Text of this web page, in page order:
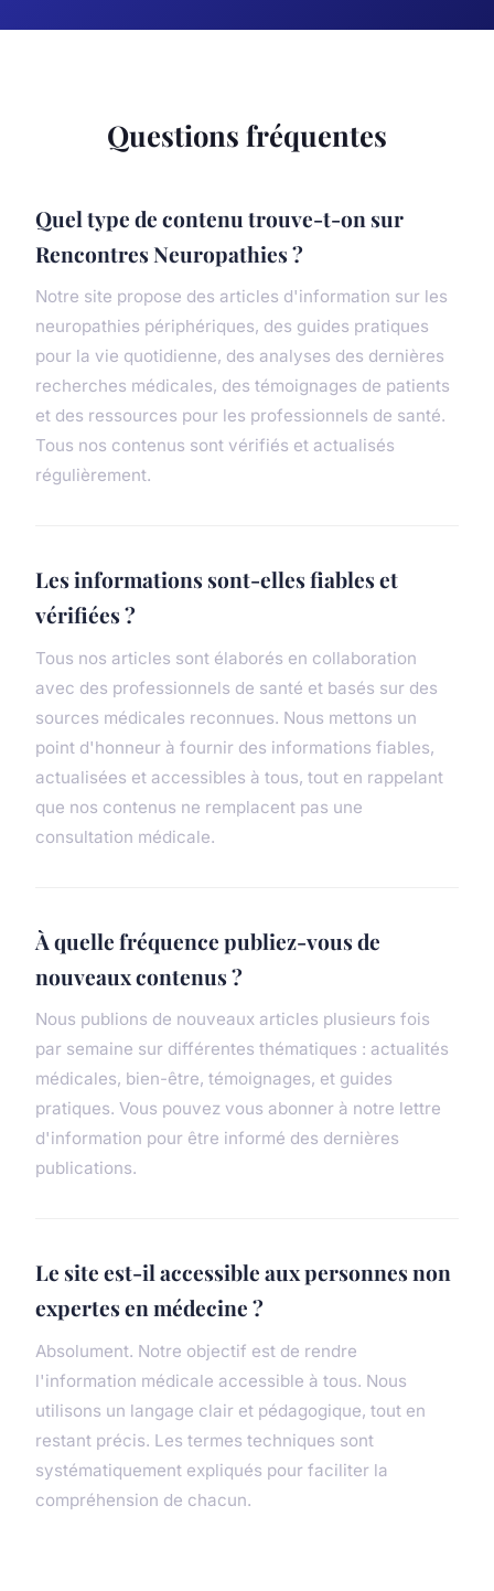
Questions fréquentes
Quel type de contenu trouve-t-on sur
Rencontres Neuropathies ?
Notre site propose des articles d'information sur les
neuropathies périphériques, des guides pratiques
pour la vie quotidienne, des analyses des dernières
recherches médicales, des témoignages de patients
et des ressources pour les professionnels de santé.
Tous nos contenus sont vérifiés et actualisés
régulièrement.
Les informations sont-elles fiables et
vérifiées ?
Tous nos articles sont élaborés en collaboration
avec des professionnels de santé et basés sur des
sources médicales reconnues. Nous mettons un
point d'honneur à fournir des informations fiables,
actualisées et accessibles à tous, tout en rappelant
que nos contenus ne remplacent pas une
consultation médicale.
À quelle fréquence publiez-vous de
nouveaux contenus ?
Nous publions de nouveaux articles plusieurs fois
par semaine sur différentes thématiques : actualités
médicales, bien-être, témoignages, et guides
pratiques. Vous pouvez vous abonner à notre lettre
d'information pour être informé des dernières
publications.
Le site est-il accessible aux personnes non
expertes en médecine ?
Absolument. Notre objectif est de rendre
l'information médicale accessible à tous. Nous
utilisons un langage clair et pédagogique, tout en
restant précis. Les termes techniques sont
systématiquement expliqués pour faciliter la
compréhension de chacun.